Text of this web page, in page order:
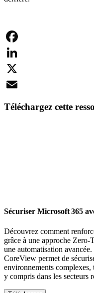
Facebook
LinkedIn
X
Téléchargez cette
Sécuriser Microsoft 365
Découvrez comment
grâce à une approche
une automatisation
CoreView permet de
environnements
y compris dans les secteurs